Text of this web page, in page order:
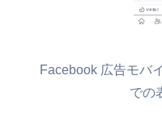
Facebook 広告モバ
での